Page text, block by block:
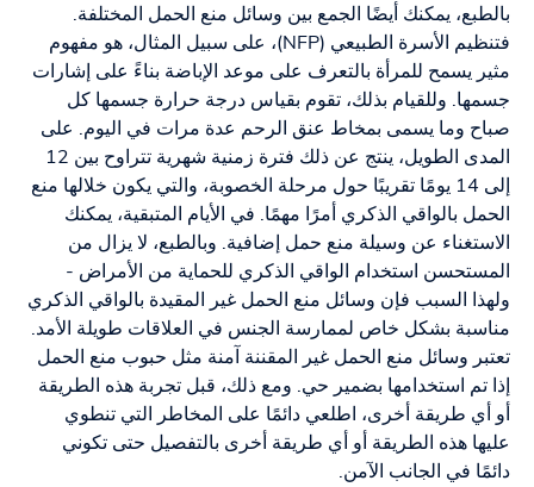
بالطبع، يمكنك أيضًا الجمع بين وسائل منع الحمل المختلفة.
فتنظيم الأسرة الطبيعي (NFP)، على سبيل المثال، هو مفهوم
مثير يسمح للمرأة بالتعرف على موعد الإباضة بناءً على إشارات
جسمها. وللقيام بذلك، تقوم بقياس درجة حرارة جسمها كل
صباح وما يسمى بمخاط عنق الرحم عدة مرات في اليوم. على
المدى الطويل، ينتج عن ذلك فترة زمنية شهرية تتراوح بين 12
إلى 14 يومًا تقريبًا حول مرحلة الخصوبة، والتي يكون خلالها منع
الحمل بالواقي الذكري أمرًا مهمًا. في الأيام المتبقية، يمكنك
الاستغناء عن وسيلة منع حمل إضافية. وبالطبع، لا يزال من
المستحسن استخدام الواقي الذكري للحماية من الأمراض -
ولهذا السبب فإن وسائل منع الحمل غير المقيدة بالواقي الذكري
مناسبة بشكل خاص لممارسة الجنس في العلاقات طويلة الأمد.
تعتبر وسائل منع الحمل غير المقننة آمنة مثل حبوب منع الحمل
إذا تم استخدامها بضمير حي. ومع ذلك، قبل تجربة هذه الطريقة
أو أي طريقة أخرى، اطلعي دائمًا على المخاطر التي تنطوي
عليها هذه الطريقة أو أي طريقة أخرى بالتفصيل حتى تكوني
دائمًا في الجانب الآمن.